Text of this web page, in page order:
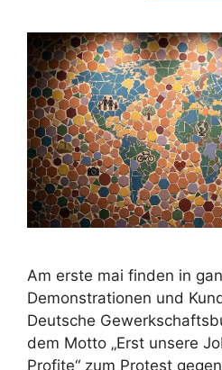
Am erste mai finden in
Demonstrationen und
Deutsche
dem Motto „Erst unsere
Profite“ zum Protest